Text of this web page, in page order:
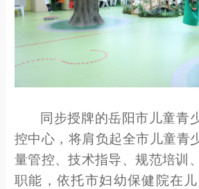
同步授牌的岳阳市儿童青
控中心， 将肩负起全市 儿童青
量管控、技术指导、规范培训
职能 ，依托市妇幼保健院在